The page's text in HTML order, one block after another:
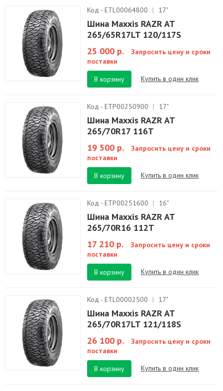
Код - ETL00064800 | 17"
Шина Maxxis RAZR AT
265/65R17LT 120/117S
25 000 р.
Запросить цену и сроки
поставки
В корзину
Купить в один клик
Код - ETP00250900 | 17"
Шина Maxxis RAZR AT
265/70R17 116T
19 500 р.
Запросить цену и сроки
поставки
В корзину
Купить в один клик
Код - ETP00251600 | 16"
Шина Maxxis RAZR AT
265/70R16 112T
17 210 р.
Запросить цену и сроки
поставки
В корзину
Купить в один клик
Код - ETL00002500 | 17"
Шина Maxxis RAZR AT
265/70R17LT 121/118S
26 100 р.
Запросить цену и сроки
поставки
В корзину
Купить в один клик